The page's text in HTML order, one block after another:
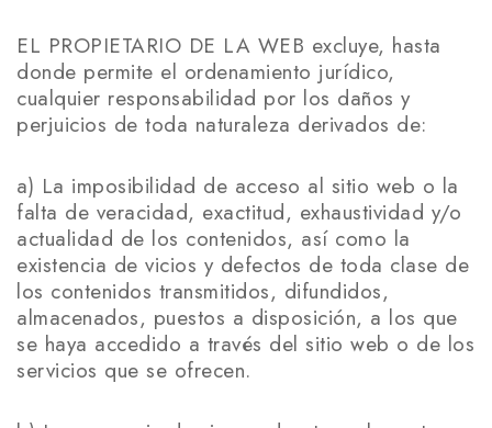
EL PROPIETARIO DE LA WEB excluye, hasta
donde permite el ordenamiento jurídico,
cualquier responsabilidad por los daños y
perjuicios de toda naturaleza derivados de:
a) La imposibilidad de acceso al sitio web o la
falta de veracidad, exactitud, exhaustividad y/o
actualidad de los contenidos, así como la
existencia de vicios y defectos de toda clase de
los contenidos transmitidos, difundidos,
almacenados, puestos a disposición, a los que
se haya accedido a través del sitio web o de los
servicios que se ofrecen.